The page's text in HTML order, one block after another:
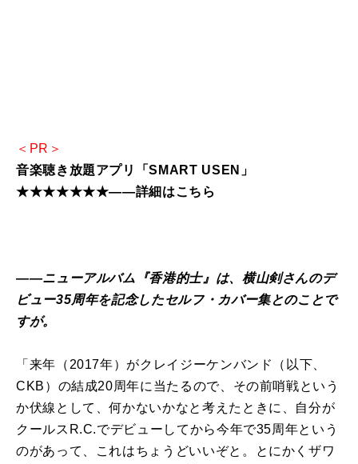
＜PR＞
音楽聴き放題アプリ「SMART USEN」
★★★★★★★――詳細はこちら
――ニューアルバム『香港的士』は、横山剣さんのデ
ビュー35周年を記念したセルフ・カバー集とのことで
すが。
「来年（2017年）がクレイジーケンバンド（以下、
CKB）の結成20周年に当たるので、その前哨戦という
か伏線として、何かないかなと考えたときに、自分が
クールスR.C.でデビューしてから今年で35周年という
のがあって、これはちょうどいいぞと。とにかくザワ